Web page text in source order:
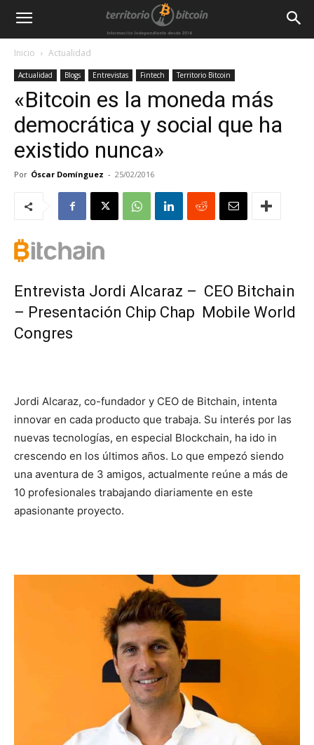
Inicio Actualidad
Actualidad Blogs Entrevistas Fintech Territorio Bitcoin
«Bitcoin es la moneda más
democrática y social que ha
existido nunca»
Por Óscar Domínguez - 25/02/2016
Entrevista Jordi Alcaraz – CEO Bitchain
– Presentación Chip Chap Mobile World
Congres
Jordi Alcaraz, co-fundador y CEO de Bitchain, intenta
innovar en cada producto que trabaja. Su interés por las
nuevas tecnologías, en especial Blockchain, ha ido in
crescendo en los últimos años. Lo que empezó siendo
una aventura de 3 amigos, actualmente reúne a más de
10 profesionales trabajando diariamente en este
apasionante proyecto.